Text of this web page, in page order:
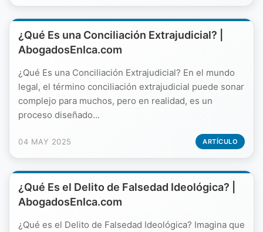
¿Qué Es una Conciliación Extrajudicial? |
AbogadosEnIca.com
¿Qué Es una Conciliación Extrajudicial? En el mundo
legal, el término conciliación extrajudicial puede sonar
complejo para muchos, pero en realidad, es un
proceso diseñado...
04 MAY 2025 ARTÍCULO
¿Qué Es el Delito de Falsedad Ideológica? |
AbogadosEnIca.com
¿Qué es el Delito de Falsedad Ideológica? Imagina que